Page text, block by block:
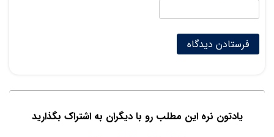
یادتون نره این مطلب رو با دیگران به اشتراک بگذارید